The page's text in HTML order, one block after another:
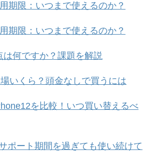
期限：いつまで使えるのか？
期限：いつまで使えるのか？
は何ですか？課題を解説
いくら？頭金なしで買うには
を比較！いつ買い替えるべ
ポート期間を過ぎても使い続けて